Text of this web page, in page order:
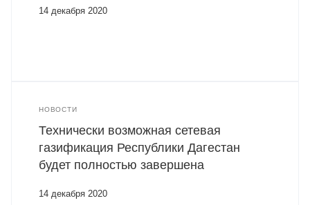
14 декабря 2020
НОВОСТИ
Технически возможная сетевая
газификация Республики Дагестан
будет полностью завершена
14 декабря 2020